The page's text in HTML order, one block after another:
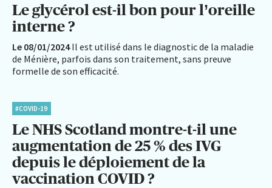
Le glycérol est-il bon pour l’oreille
interne ?
Le 08/01/2024 Il est utilisé dans le diagnostic de la maladie
de Ménière, parfois dans son traitement, sans preuve
formelle de son efficacité.
#COVID-19
Le NHS Scotland montre-t-il une
augmentation de 25 % des IVG
depuis le déploiement de la
vaccination COVID ?